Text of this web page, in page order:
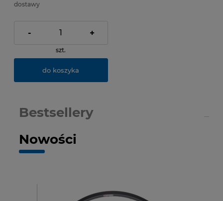
dostawy
- +
szt.
do koszyka
Nowości
Bestsellery